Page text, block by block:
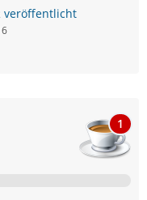
veröffentlicht
1